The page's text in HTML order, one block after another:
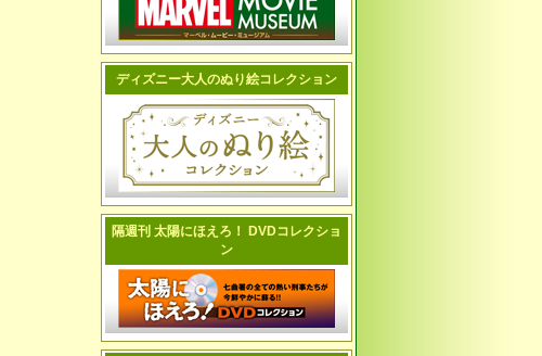
ディズニー大人のぬり絵コレクション
隔週刊 太陽にほえろ！ DVDコレクショ
ン